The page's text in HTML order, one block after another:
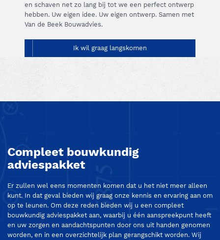
en schaven net zo lang bij tot we een perfect ontwerp
hebben. Uw eigen idee. Uw eigen ontwerp. Samen met
Van de Beek Bouwadvies.
Ik wil graag langskomen
Compleet bouwkundig
adviespakket
Er zullen wel eens momenten komen dat u het niet meer alleen
kunt. In dat geval bieden wij graag onze kennis en ervaring aan om
op te leunen. Om deze reden bieden wij u een compleet
bouwkundig adviespakket aan, waarbij u één aanspreekpunt heeft
en uw zorgen en aandachtspunten door ons uit handen genomen
worden, en in een overzichtelijk plan gerangschikt worden. Wij